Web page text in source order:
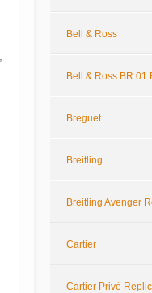
Bell & Ross
Bell & Ross BR 01
Breguet
Breitling
Breitling Avenger
Cartier
Cartier Privé